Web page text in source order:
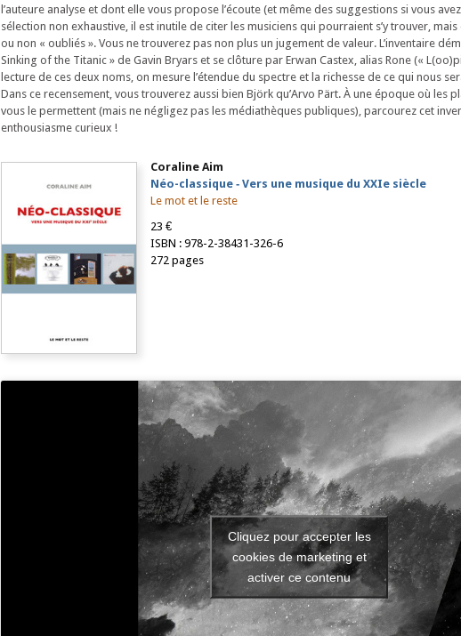
l’auteure analyse et dont elle vous propose l’écoute (et même des suggestions si vous
sélection non exhaustive, il est inutile de citer les musiciens qui pourraient s’y trouver,
ou non « oubliés ». Vous ne trouverez pas non plus un jugement de valeur. L’inventaire
Sinking of the Titanic » de Gavin Bryars et se clôture par Erwan Castex, alias Rone («
lecture de ces deux noms, on mesure l’étendue du spectre et la richesse de ce qui nous
Dans ce recensement, vous trouverez aussi bien Björk qu’Arvo Pärt. À une époque où les
vous le permettent (mais ne négligez pas les médiathèques publiques), parcourez cet
enthousiasme curieux !
Coraline Aim
Néo-classique ‐ Vers une musique du XXIe siècle
Le mot et le reste
23 €
ISBN : 978-2-38431-326-6
272 pages
Cliquez pour accepter les
cookies de marketing et
activer ce contenu